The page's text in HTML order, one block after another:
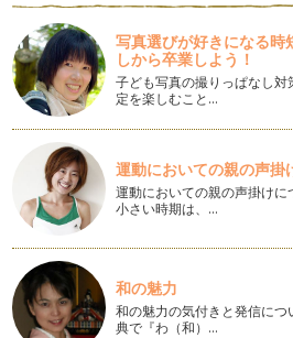
「トマトとバジルのフォカッチャ」
トマトジュースとバジルを生地にた
いフォカッチャを焼きます。 …
「目玉のナポリタン」パン
にんじん、玉ねぎ、ピーマン、なす
り使った、ナポリタン。沢山のお野
紙コップで簡単・手軽なきのこのパン
今回は手軽さ重視。紙コップを焼き
ば、手軽で簡単。シンプルな生地の上…
クリスマスツリーパン
季節は12月。子どもたちは一年で一
ス気分で親子でクリスマスツリーパ
写真選びが好きになる時
しから卒業しよう！
子ども写真の撮りっぱなし
定を楽しむこと…
運動においての親の声掛
運動においての親の声掛け
小さい時期は、…
和の魅力
和の魅力の気付きと発信に
典で『わ（和）…